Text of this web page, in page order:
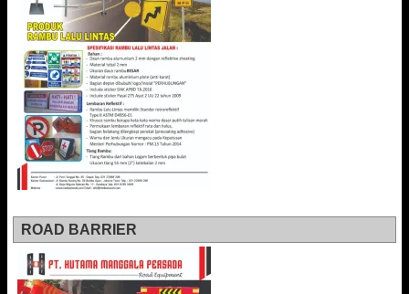
ROAD BARRIER